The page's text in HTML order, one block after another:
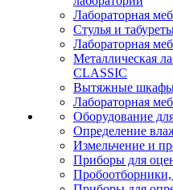
Лабораторная
Стулья и
Лабораторная
Металлическая
CLASSIC
Вытяжные
Лабораторная
Оборудование
Определение
Измельчение и
Приборы для